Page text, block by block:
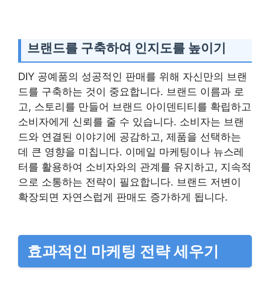
브랜드를 구축하여 인지도를 높이기
DIY 공예품의 성공적인 판매를 위해 자신만의 브랜
드를 구축하는 것이 중요합니다. 브랜드 이름과 로
고, 스토리를 만들어 브랜드 아이덴티티를 확립하고
소비자에게 신뢰를 줄 수 있습니다. 소비자는 브랜
드와 연결된 이야기에 공감하고, 제품을 선택하는
데 큰 영향을 미칩니다. 이메일 마케팅이나 뉴스레
터를 활용하여 소비자와의 관계를 유지하고, 지속적
으로 소통하는 전략이 필요합니다. 브랜드 저변이
확장되면 자연스럽게 판매도 증가하게 됩니다.
효과적인 마케팅 전략 세우기